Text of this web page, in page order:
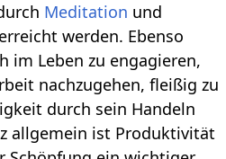
Meditation und
werden. Ebenso
im Leben zu engagieren,
nachzugehen, fleißig zu
durch sein Handeln
allgemein ist Produktivität